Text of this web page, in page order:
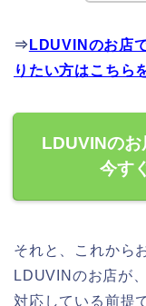
⇒ LDUVINのお店
りたい方はこちら
LDUVINの
今す
それと、これから
LDUVINのお店が
対応している前提